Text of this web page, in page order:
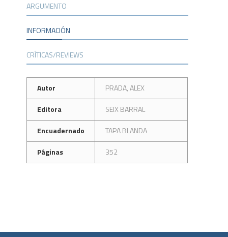
ARGUMENTO
INFORMACIÓN
CRÍTICAS/REVIEWS
Autor
PRADA, ALEX
Editora
SEIX BARRAL
Encuadernado
TAPA BLANDA
Páginas
352